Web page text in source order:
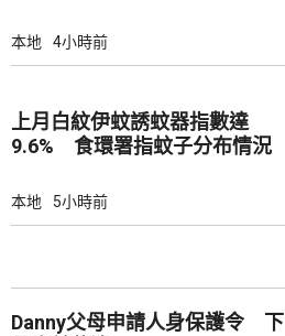
本地 4小時前
上月白紋伊蚊誘蚊器指數達
9.6% 食環署指蚊子分布情況
本地 5小時前
Danny父母申請人身保護令 下